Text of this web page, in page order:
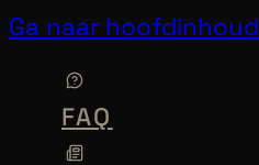
Ga naar hoofdinhoud
FAQ